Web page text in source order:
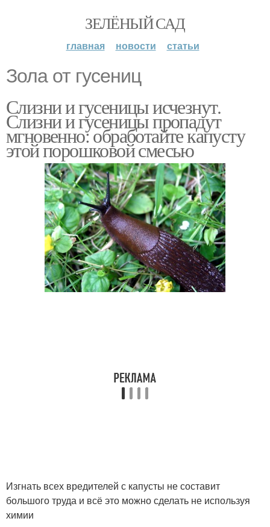
ЗЕЛЁНЫЙ САД
главная новости статьи
Зола от гусениц
Слизни и гусеницы исчезнут.
Слизни и гусеницы пропадут
мгновенно: обработайте капусту
этой порошковой смесью
Изгнать всех вредителей с капусты не составит
большого труда и всё это можно сделать не используя
химии